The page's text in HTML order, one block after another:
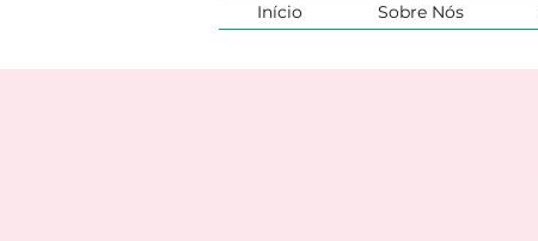
Início Sobre Nós